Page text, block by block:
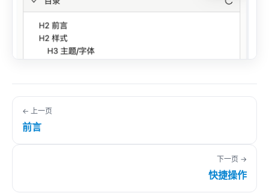
← 上一页
前言
下一页 →
快捷操作